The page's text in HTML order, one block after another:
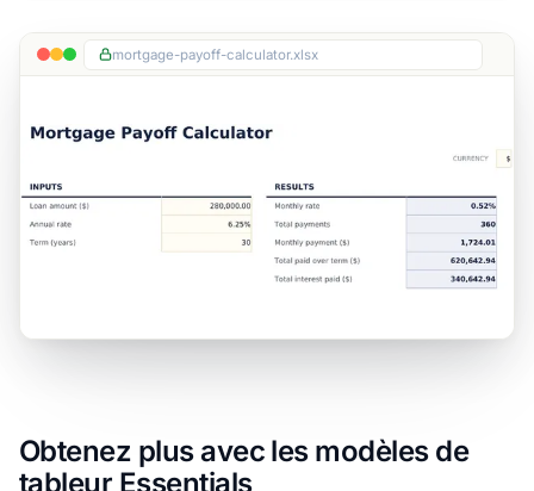
mortgage-payoff-calculator.xlsx
Obtenez plus avec les modèles de
tableur Essentials